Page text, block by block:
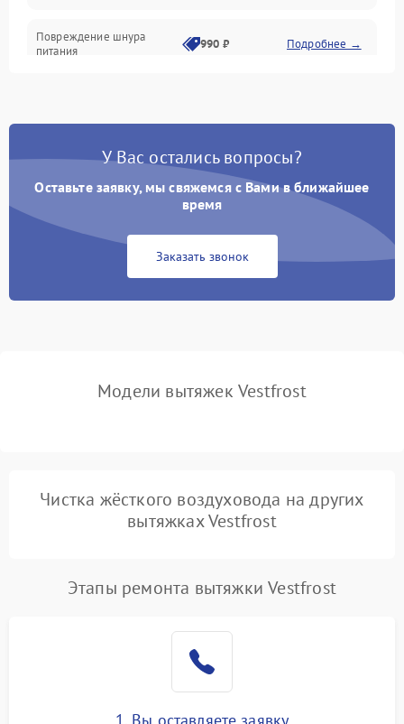
Повреждение шнура
питания
990 ₽ Подробнее →
Не ключается вытяжка 550 ₽ Подробнее →
конденсатора
1000 ₽ Подробнее →
1000 ₽ Подробнее →
У Вас остались вопросы?
Оставьте заявку, мы свяжемся с Вами в ближайшее
время
Заказать звонок
Модели вытяжек Vestfrost
Чистка жёсткого воздуховода на других
вытяжках Vestfrost
Этапы ремонта вытяжки Vestfrost